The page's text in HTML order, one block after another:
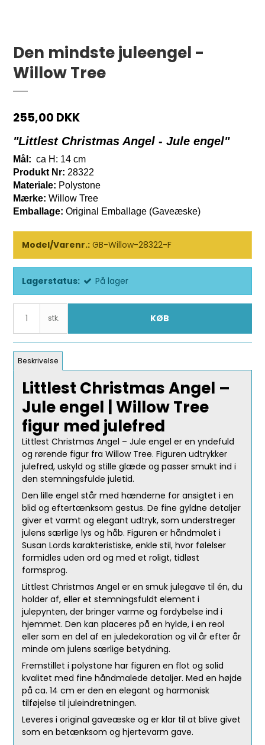
Den mindste juleengel -
Willow Tree
255,00 DKK
"Littlest Christmas Angel - Jule engel"
Mål: ca H: 14 cm
Produkt Nr: 28322
Materiale: Polystone
Mærke: Willow Tree
Emballage: Original Emballage (Gaveæske)
Model/Varenr.: GB-Willow-28322-F
Lagerstatus: På lager
stk. KØB
Beskrivelse
Littlest Christmas Angel –
Jule engel | Willow Tree
figur med julefred
Littlest Christmas Angel – Jule engel er en yndefuld
og rørende figur fra Willow Tree. Figuren udtrykker
julefred, uskyld og stille glæde og passer smukt ind i
den stemningsfulde juletid.
Den lille engel står med hænderne for ansigtet i en
blid og eftertænksom gestus. De fine gyldne detaljer
giver et varmt og elegant udtryk, som understreger
julens særlige lys og håb. Figuren er håndmalet i
Susan Lords karakteristiske, enkle stil, hvor følelser
formidles uden ord og med et roligt, tidløst
formsprog.
Littlest Christmas Angel er en smuk julegave til én, du
holder af, eller et stemningsfuldt element i
julepynten, der bringer varme og fordybelse ind i
hjemmet. Den kan placeres på en hylde, i en reol
eller som en del af en juledekoration og vil år efter år
minde om julens særlige betydning.
Fremstillet i polystone har figuren en flot og solid
kvalitet med fine håndmalede detaljer. Med en højde
på ca. 14 cm er den en elegant og harmonisk
tilføjelse til juleindretningen.
Leveres i original gaveæske og er klar til at blive givet
som en betænksom og hjertevarm gave.